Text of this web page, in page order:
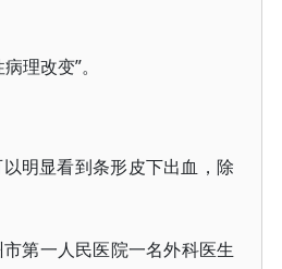
理改变”。
明显看到条形皮下出血，除
第一人民医院一名外科医生